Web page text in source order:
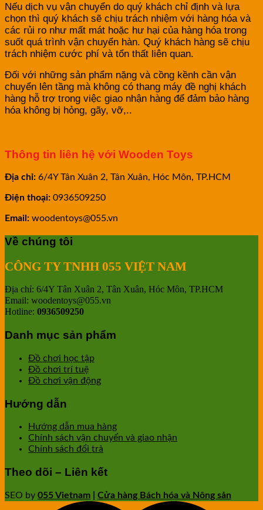
Nếu dịch vụ vận chuyển do quý khách chỉ định và lựa
chọn thì quý khách sẽ chịu trách nhiệm với hàng hóa và
các rủi ro như mất mát hoặc hư hại của hàng hóa trong
suốt quá trình vận chuyển hàn. Quý khách hàng sẽ chịu
trách nhiệm cước phí và tổn thất liên quan.
Đối với những sản phẩm nặng và cồng kềnh cần vận
chuyển lên tầng mà không có thang máy đề nghị khách
hàng hỗ trợ trong việc giao nhận hàng để đảm bảo hàng
hóa không bị hỏng, gãy, vỡ,..
Thông tin liên hệ với Wooden Toys
Địa chỉ: 6/4Y Tân Xuân 2, Tân Xuân, Hóc Môn, TP.HCM
Điện thoại: 0936509250
Email: woodentoys@055.vn
Về chúng tôi
CÔNG TY TNHH 055 VIỆT NAM
Địa chỉ: 6/4Y Tân Xuân 2, Tân Xuân, Hóc Môn, TP.HCM
Email: woodentoys@055.vn
Hotline: 0936509250
Danh mục sản phẩm
Đồ chơi học tập
Đồ chơi trí tuệ
Đồ chơi vận động
Hướng dẫn
Hướng dẫn mua hàng
Chính sách vận chuyển và giao nhận
Chính sách đổi trả
Theo dõi – Liên kết
SEO by 055 Vietnam Cửa hàng Bách hóa và Nông sản